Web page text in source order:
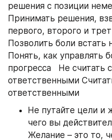
решения с позиции
Принимать решения,
первого, второго и
Позволить боли встать
Понять, как управлять
прогресса   Не считать
ответственными
ответственными
Не путайте цели и
чего вы
Желание – это то,